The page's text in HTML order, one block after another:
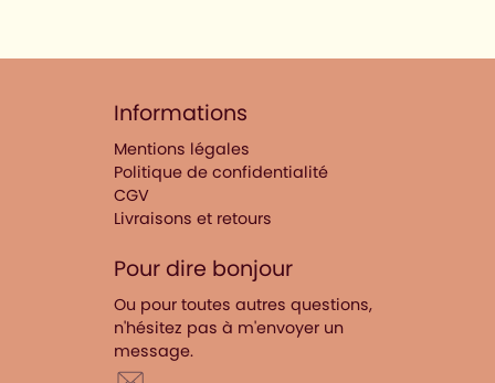
Informations
Mentions légales
Politique de confidentialité
CGV
Livraisons et retours
Pour dire bonjour
Ou pour toutes autres questions,
n'hésitez pas à m'envoyer un
message.